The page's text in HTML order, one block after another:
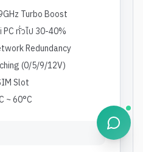
Turbo Boost
ทั่วไป 30-40%
Redundancy
(0/5/9/12V)
Slot
~ 60°C